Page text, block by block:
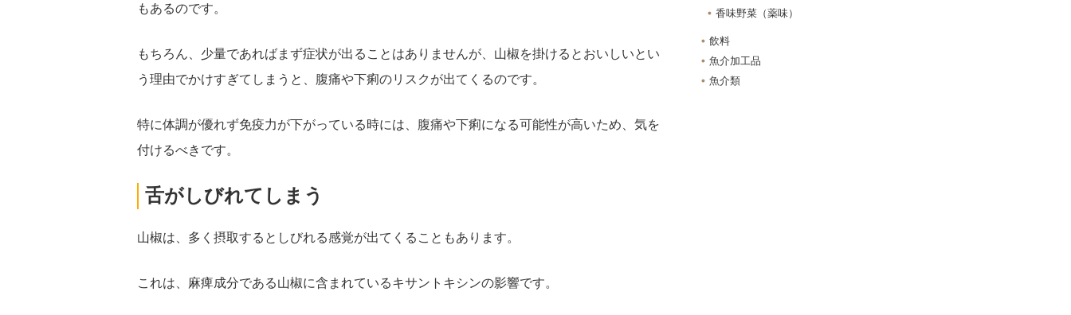
もあるのです。
もちろん、少量であればまず症状が出ることはありませんが、山椒を掛けるとおいしいとい
う理由でかけすぎてしまうと、腹痛や下痢のリスクが出てくるのです。
特に体調が優れず免疫力が下がっている時には、腹痛や下痢になる可能性が高いため、気を
付けるべきです。
舌がしびれてしまう
山椒は、多く摂取するとしびれる感覚が出てくることもあります。
これは、麻痺成分である山椒に含まれているキサントキシンの影響です。
香味野菜（薬味）
飲料
魚介加工品
魚介類